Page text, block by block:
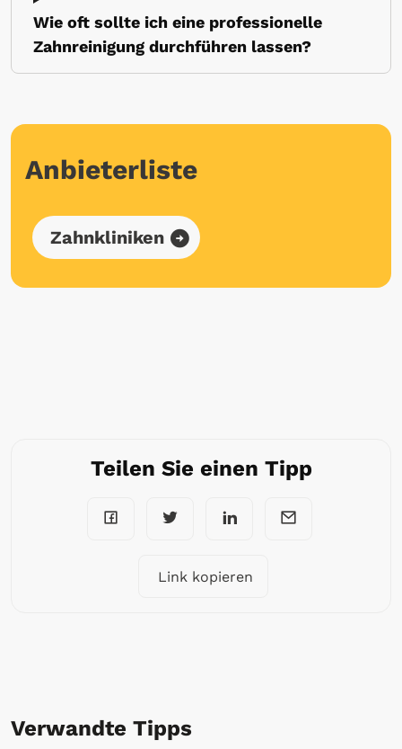
Wie oft sollte ich eine professionelle
Zahnreinigung durchführen lassen?
Anbieterliste
Zahnkliniken
Teilen Sie einen Tipp
Link kopieren
Verwandte Tipps